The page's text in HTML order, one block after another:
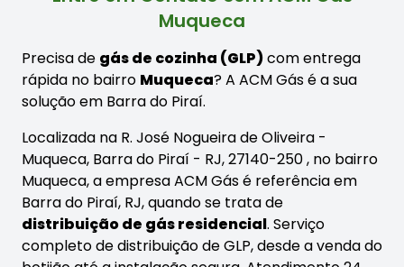
Muqueca
Precisa de gás de cozinha (GLP)com entrega
rápida no bairro Muqueca? A ACM Gás é a sua
solução em Barra do Piraí.
Localizada na R. José Nogueira de Oliveira -
Muqueca, Barra do Piraí - RJ, 27140-250 , no bairro
Muqueca, a empresa ACM Gás é referência em
Barra do Piraí, RJ, quando se trata de
distribuição de gás residencial. Serviço
completo de distribuição de GLP, desde a venda do